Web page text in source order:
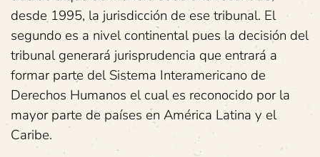
desde 1995, la jurisdicción de ese tribunal. El
segundo es a nivel continental pues la decisión del
tribunal generará jurisprudencia que entrará a
formar parte del Sistema Interamericano de
Derechos Humanos el cual es reconocido por la
mayor parte de países en América Latina y el
Caribe.